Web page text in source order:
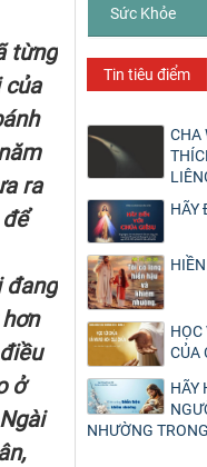
từng
của
ra
đang
ở
Sức Khỏe
Tin tiêu điểm
CHA
HÃY
HỌC
CỦA
HÃY
NHƯỜNG